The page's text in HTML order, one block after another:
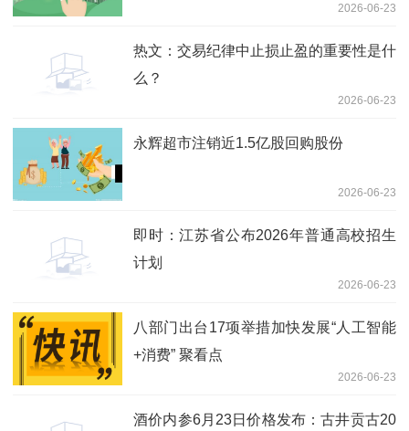
2026-06-23
热文：交易纪律中止损止盈的重要性是什
么？
2026-06-23
永辉超市注销近1.5亿股回购股份
2026-06-23
即时：江苏省公布2026年普通高校招生
计划
2026-06-23
八部门出台17项举措加快发展“人工智能
+消费” 聚看点
2026-06-23
酒价内参6月23日价格发布：古井贡古20